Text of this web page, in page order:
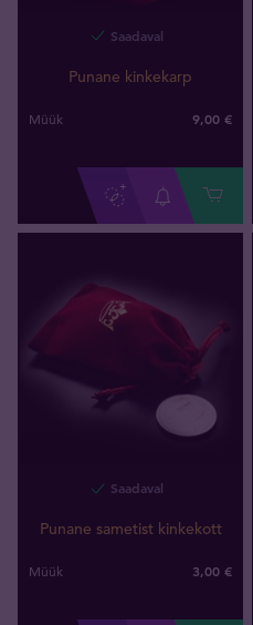
Saadaval
Punane kinkekarp
Müük 9,00 €
Saadaval
Punane sametist kinkekott
Müük 3,00 €